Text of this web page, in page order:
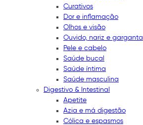
Curativos
Dor e inflamação
Olhos e visão
Ouvido, nariz e garganta
Pele e cabelo
Saúde bucal
Saúde íntima
Saúde masculina
Digestivo & Intestinal
Apetite
Azia e má digestão
Cólica e espasmos